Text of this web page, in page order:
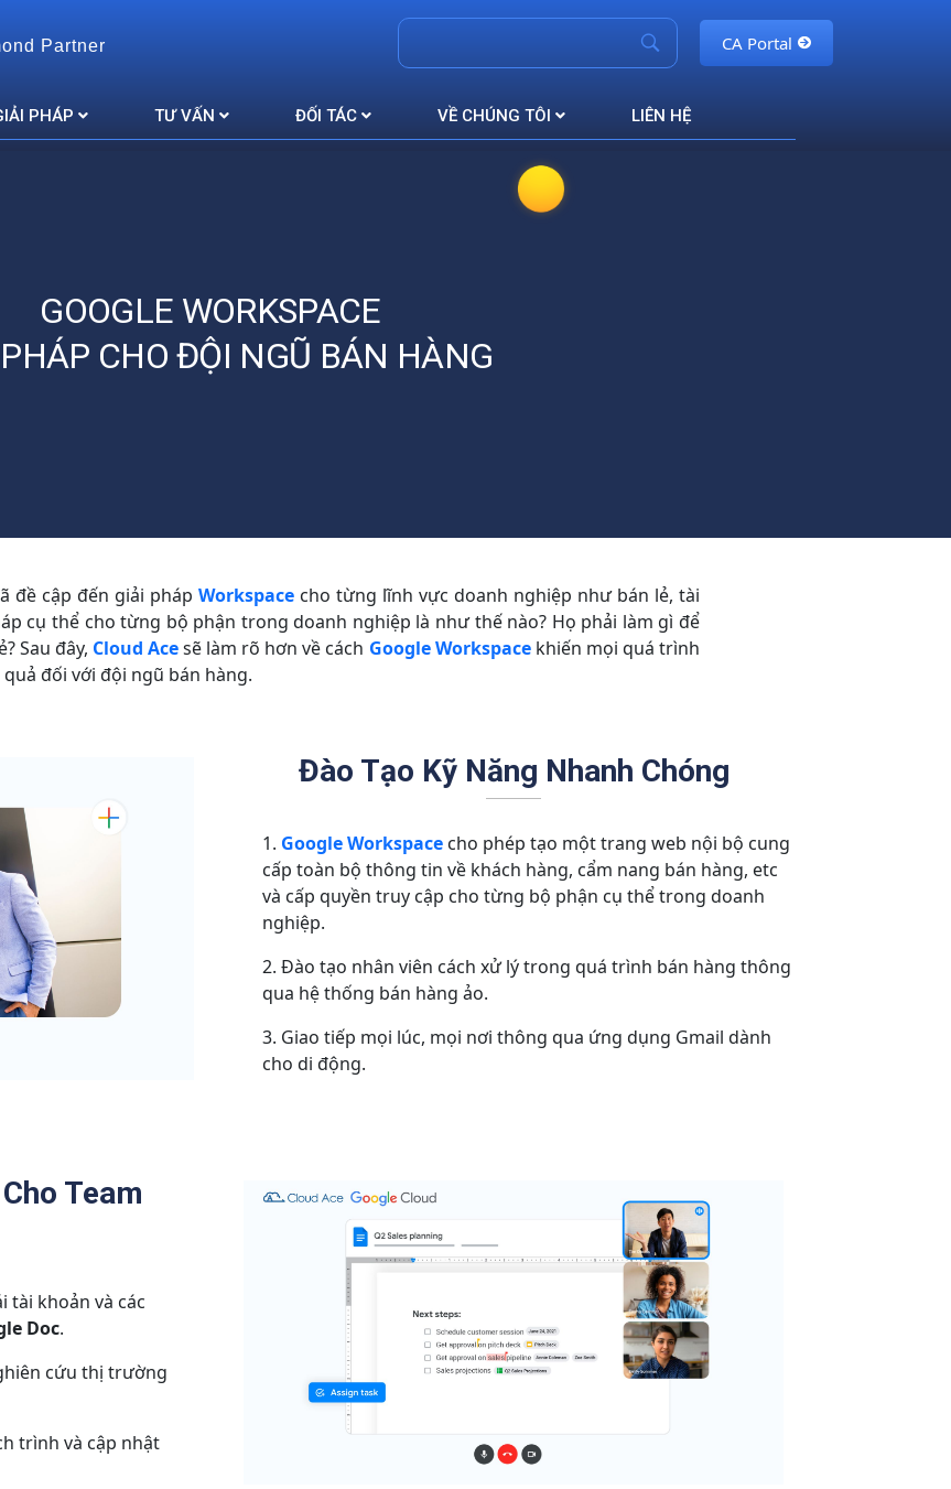
Partner CA Portal
PHÁP TƯ VẤN ĐỐI TÁC VỀ CHÚNG TÔI LIÊN HỆ
GOOGLE WORKSPACE
CHO ĐỘI NGŨ BÁN HÀNG
đề cập đến giải pháp Workspace cho từng lĩnh vực doanh nghiệp như bán lẻ, tài
cụ thể cho từng bộ phận trong doanh nghiệp là như thế nào? Họ phải làm gì để
Sau đây, Cloud Acesẽ làm rõ hơn về cách Google Workspacekhiến mọi quá trình
đối với đội ngũ bán hàng.
Đào Tạo Kỹ Năng Nhanh Chóng
Google Workspace cho phép tạo một trang web nội bộ cung
cấp toàn bộ thông tin về khách hàng, cẩm nang bán hàng, etc
và cấp quyền truy cập cho từng bộ phận cụ thể trong doanh
nghiệp.
Đào tạo nhân viên cách xử lý trong quá trình bán hàng thông
qua hệ thống bán hàng ảo.
Giao tiếp mọi lúc, mọi nơi thông qua ứng dụng Gmail dành
cho di động.
Team
tài khoản và các
Doc.
cứu thị trường
trình và cập nhật